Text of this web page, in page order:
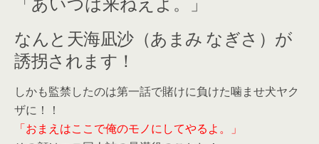
なんと天海凪沙（あまみ なぎさ）が
誘拐されます！
しかも監禁したのは第一話で賭けに負けた噛ませ犬ヤク
ザに！！
「おまえはここで俺のモノにしてやるよ。」